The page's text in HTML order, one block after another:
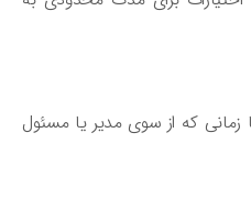
که از سوی مدیر یا مسئول